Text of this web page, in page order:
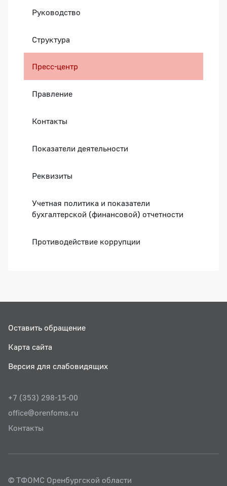
Руководство
Структура
Пресс-центр
Правление
Контакты
Показатели деятельности
Реквизиты
Учетная политика и показатели
бухгалтерской (финансовой) отчетности
Противодействие коррупции
Оставить обращение
Карта сайта
Версия для слабовидящих
+7 (353) 298-15-00
office@orenfoms.ru
Контакты
© ТФОМС Оренбургской области